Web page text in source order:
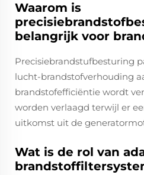
Waarom is
belangrijk voor
Precisiebrandstufbesturing
lucht-brandstofverhouding
brandstofefficiëntie wordt
worden verlaagd terwijl er
uitkomst uit de
Wat is de rol van